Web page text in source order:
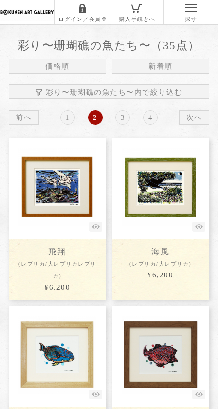
彩り〜珊瑚礁の魚たち〜 （35点）
価格順 新着順
彩り〜珊瑚礁の魚たち〜内で絞り込む
前へ 1 2 3 4 次へ
飛翔
(レプリカ/大レプリカレプリ
カ)
¥6,200
海風
(レプリカ/大レプリカ)
¥6,200